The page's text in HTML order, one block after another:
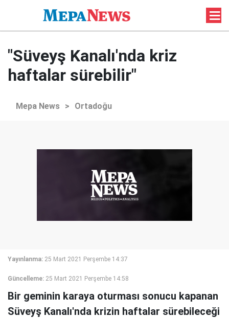
"Süveyş Kanalı'nda kriz
haftalar sürebilir"
Mepa News > Ortadoğu
Yayınlanma: 25 Mart 2021 Perşembe 14:37
Güncelleme: 25 Mart 2021 Perşembe 14:58
Bir geminin karaya oturması sonucu kapanan
Süveyş Kanalı'nda krizin haftalar sürebileceği